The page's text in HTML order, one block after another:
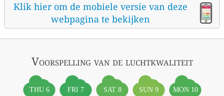
Klik hier om de mobiele versie van deze
webpagina te bekijken
Voorspelling van de luchtkwaliteit
THU 6 FRI 7 SAT 8 SUN 9 MON 10